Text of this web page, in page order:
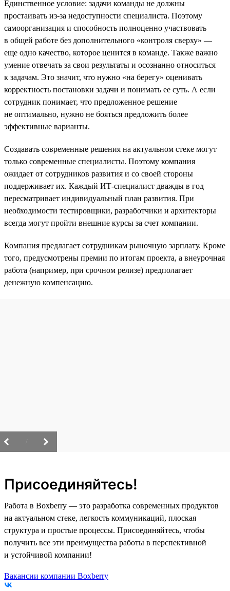
Единственное условие: задачи команды не должны
простаивать из-за недоступности специалиста. Поэтому
самоорганизация и способность полноценно участвовать
в общей работе без дополнительного «контроля сверху» —
еще одно качество, которое ценится в команде. Также важно
умение отвечать за свои результаты и осознанно относиться
к задачам. Это значит, что нужно «на берегу» оценивать
корректность постановки задачи и понимать ее суть. А если
сотрудник понимает, что предложенное решение
не оптимально, нужно не бояться предложить более
эффективные варианты.
Создавать современные решения на актуальном стеке могут
только современные специалисты. Поэтому компания
ожидает от сотрудников развития и со своей стороны
поддерживает их. Каждый ИТ-специалист дважды в год
пересматривает индивидуальный план развития. При
необходимости тестировщики, разработчики и архитекторы
всегда могут пройти внешние курсы за счет компании.
Компания предлагает сотрудникам рыночную зарплату. Кроме
того, предусмотрены премии по итогам проекта, а внеурочная
работа (например, при срочном релизе) предполагает
денежную компенсацию.
Присоединяйтесь!
Работа в Boxberry — это разработка современных продуктов
на актуальном стеке, легкость коммуникаций, плоская
структура и простые процессы. Присоединяйтесь, чтобы
получить все эти преимущества работы в перспективной
и устойчивой компании!
Вакансии компании Boxberry